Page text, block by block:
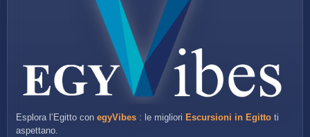
Esplora l’Egitto con egyVibes : le migliori Escursioni in Egitto ti
aspettano.